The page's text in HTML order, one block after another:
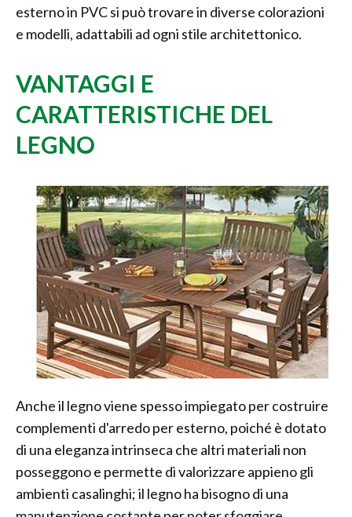
esterno in PVC si può trovare in diverse colorazioni
e modelli, adattabili ad ogni stile architettonico.
VANTAGGI E
CARATTERISTICHE DEL
LEGNO
Anche il legno viene spesso impiegato per costruire
complementi d'arredo per esterno, poiché è dotato
di una eleganza intrinseca che altri materiali non
posseggono e permette di valorizzare appieno gli
ambienti casalinghi; il legno ha bisogno di una